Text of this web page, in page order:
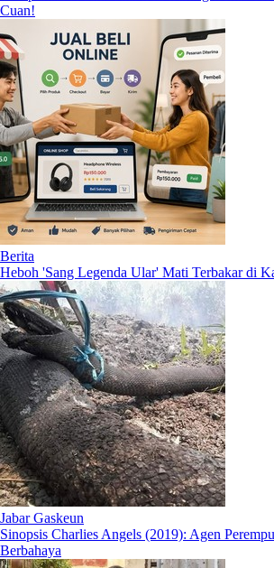
Cuan!
Berita
Heboh 'Sang Legenda Ular' Mati Terbakar di
Jabar Gaskeun
Sinopsis Charlies Angels (2019): Agen
Berbahaya